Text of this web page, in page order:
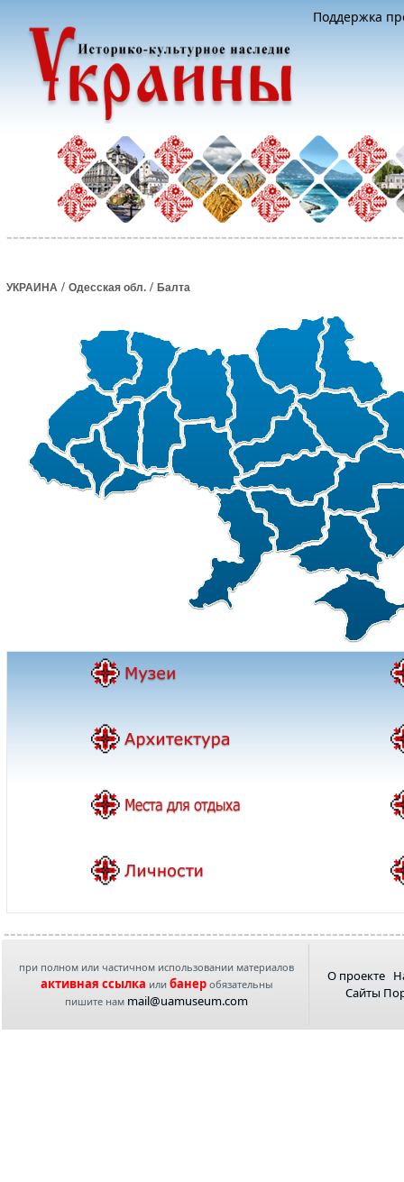
Поддержка
УКРАИНА / Одесская обл. / Балта
при полном или частичном использовании материалов
активная ссылка или банеробязательны
пишите нам mail@uamuseum.com
О проекте
Сайты